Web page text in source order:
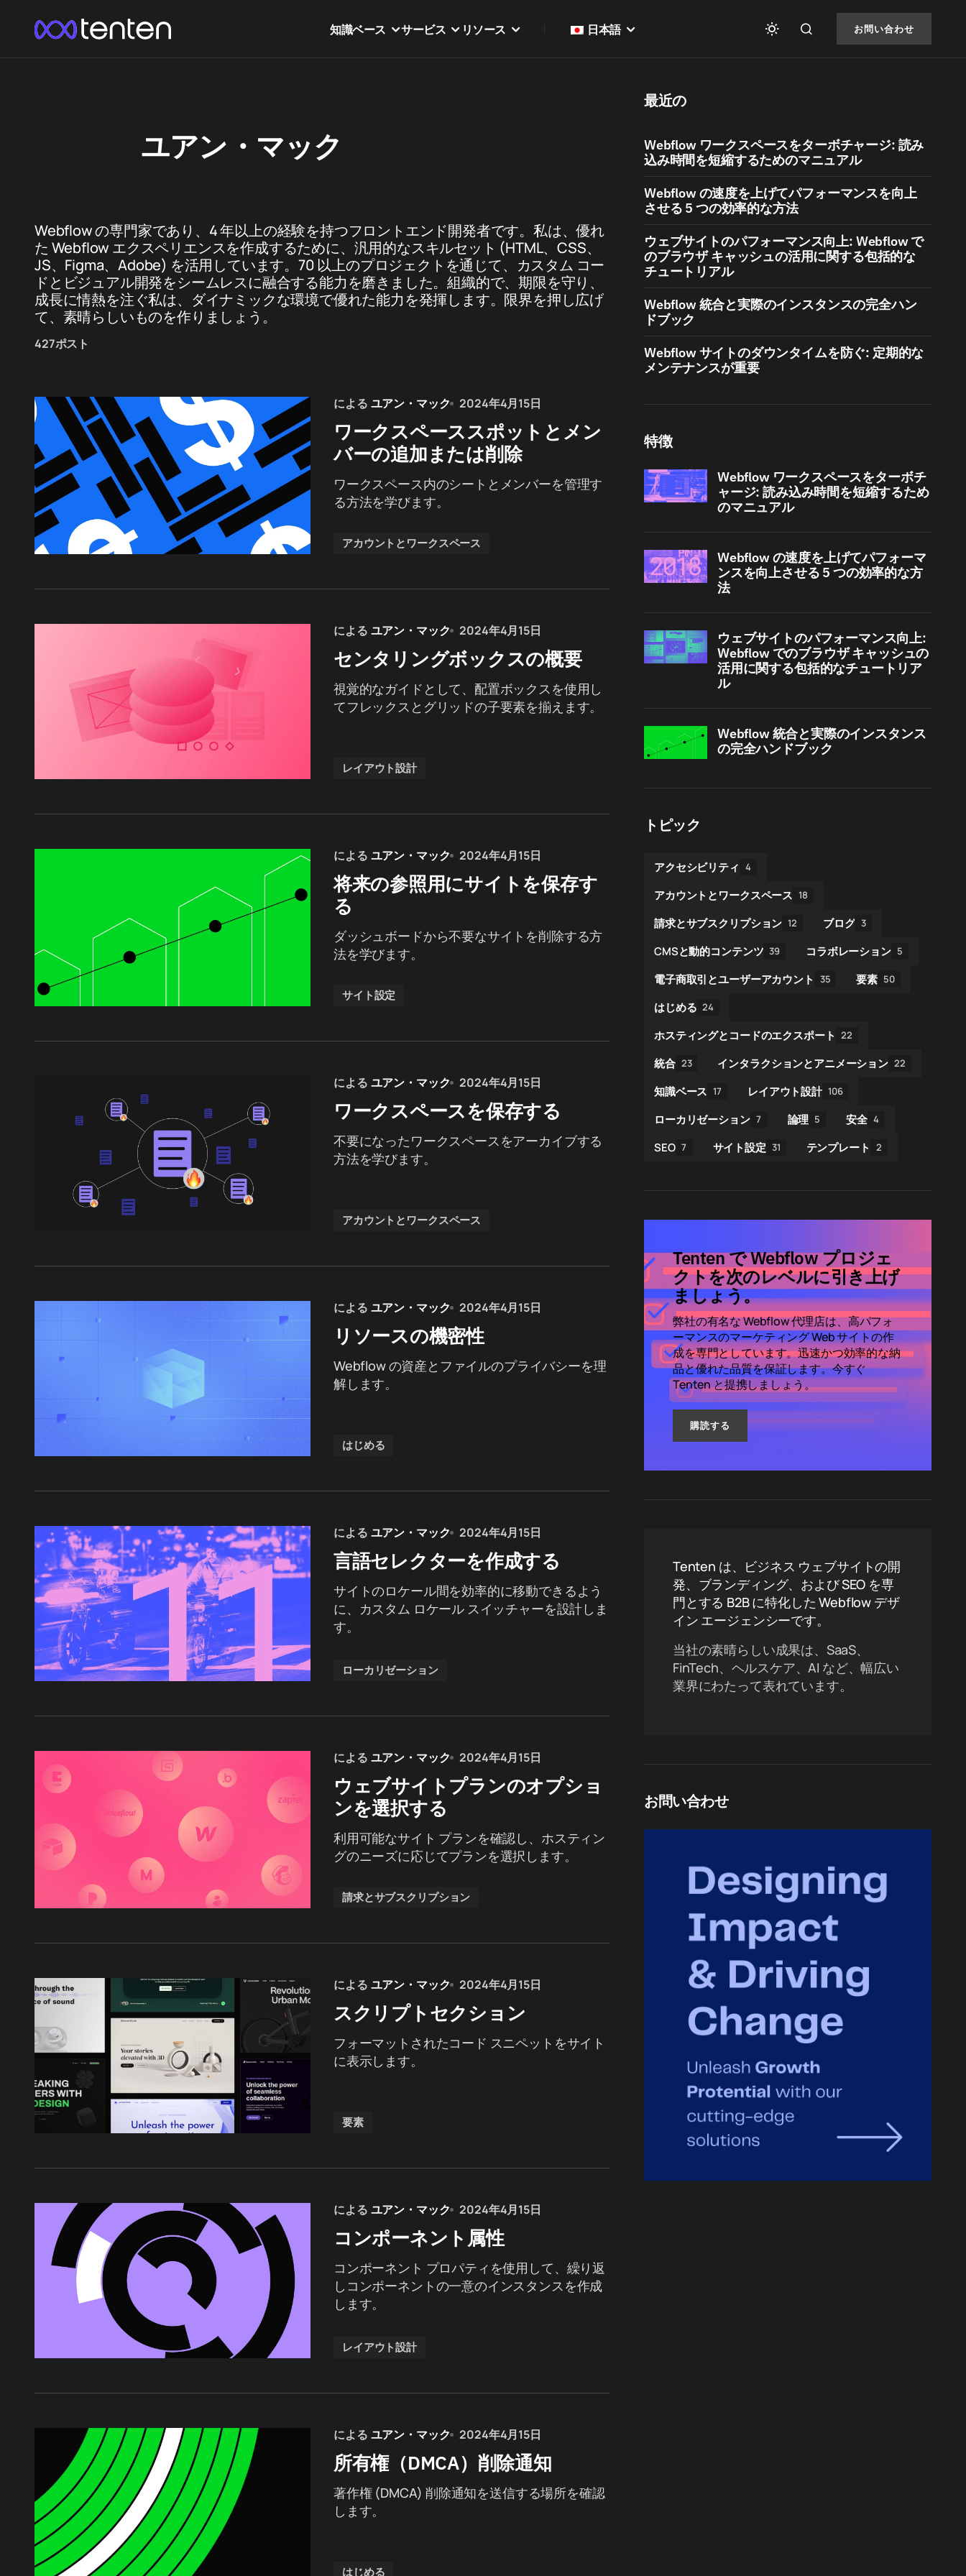
知識ベース サービス リソース 日本語 お問い合わせ
ユアン・マック
Webflow の専門家であり、4 年以上の経験を持つフロントエンド開発者です。私は、優れ
た Webflow エクスペリエンスを作成するために、汎用的なスキルセット (HTML、CSS、
JS、Figma、Adobe) を活用しています。70 以上のプロジェクトを通じて、カスタム コー
ドとビジュアル開発をシームレスに融合する能力を磨きました。組織的で、期限を守り、
成長に情熱を注ぐ私は、ダイナミックな環境で優れた能力を発揮します。限界を押し広げ
て、素晴らしいものを作りましょう。
427ポスト
による ユアン・マック 2024年4月15日
ワークスペーススポットとメン
バーの追加または削除
ワークスペース内のシートとメンバーを管理す
る方法を学びます。
アカウントとワークスペース
による ユアン・マック 2024年4月15日
センタリングボックスの概要
視覚的なガイドとして、配置ボックスを使用し
てフレックスとグリッドの子要素を揃えます。
レイアウト設計
による ユアン・マック 2024年4月15日
将来の参照用にサイトを保存す
る
ダッシュボードから不要なサイトを削除する方
法を学びます。
サイト設定
による ユアン・マック 2024年4月15日
ワークスペースを保存する
不要になったワークスペースをアーカイブする
方法を学びます。
アカウントとワークスペース
による ユアン・マック 2024年4月15日
リソースの機密性
Webflow の資産とファイルのプライバシーを理
解します。
はじめる
による ユアン・マック 2024年4月15日
言語セレクターを作成する
サイトのロケール間を効率的に移動できるよう
に、カスタム ロケール スイッチャーを設計しま
す。
ローカリゼーション
による ユアン・マック 2024年4月15日
ウェブサイトプランのオプショ
ンを選択する
利用可能なサイト プランを確認し、ホスティン
グのニーズに応じてプランを選択します。
請求とサブスクリプション
による ユアン・マック 2024年4月15日
スクリプトセクション
フォーマットされたコード スニペットをサイト
に表示します。
要素
による ユアン・マック 2024年4月15日
コンポーネント属性
コンポーネント プロパティを使用して、繰り返
しコンポーネントの一意のインスタンスを作成
します。
レイアウト設計
による ユアン・マック 2024年4月15日
所有権（DMCA）削除通知
著作権 (DMCA) 削除通知を送信する場所を確認
します。
はじめる
最近の
Webflow ワークスペースをターボチャージ: 読み
込み時間を短縮するためのマニュアル
Webflow の速度を上げてパフォーマンスを向上
させる 5 つの効率的な方法
ウェブサイトのパフォーマンス向上: Webflow で
のブラウザ キャッシュの活用に関する包括的な
チュートリアル
Webflow 統合と実際のインスタンスの完全ハン
ドブック
Webflow サイトのダウンタイムを防ぐ: 定期的な
メンテナンスが重要
特徴
Webflow ワークスペースをターボチ
ャージ: 読み込み時間を短縮するため
のマニュアル
Webflow の速度を上げてパフォーマ
ンスを向上させる 5 つの効率的な方
法
ウェブサイトのパフォーマンス向上:
Webflow でのブラウザ キャッシュの
活用に関する包括的なチュートリア
ル
Webflow 統合と実際のインスタンス
の完全ハンドブック
トピック
アクセシビリティ 4
アカウントとワークスペース 18
請求とサブスクリプション 12 ブログ 3
CMSと動的コンテンツ 39 コラボレーション 5
電子商取引とユーザーアカウント 35 要素 50
はじめる 24
ホスティングとコードのエクスポート 22
統合 23 インタラクションとアニメーション 22
知識ベース 17 レイアウト設計 106
ローカリゼーション 7 論理 5 安全 4
SEO 7 サイト設定 31 テンプレート 2
Tenten で Webflow プロジェ
クトを次のレベルに引き上げ
ましょう。
弊社の有名な Webflow 代理店は、高パフォ
ーマンスのマーケティング Web サイトの作
成を専門としています。迅速かつ効率的な納
品と優れた品質を保証します。今すぐ
Tenten と提携しましょう。
購読する
Tenten は、ビジネス ウェブサイトの開
発、ブランディング、および SEO を専
門とする B2B に特化した Webflow デザ
イン エージェンシーです。
当社の素晴らしい成果は、SaaS、
FinTech、ヘルスケア、AI など、幅広い
業界にわたって表れています。
お問い合わせ